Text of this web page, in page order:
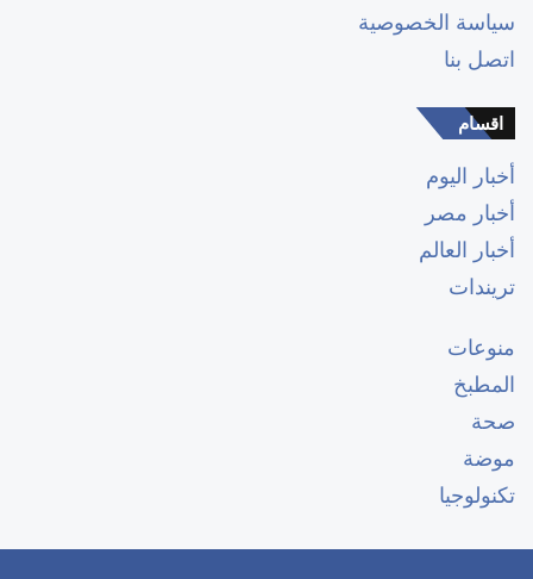
سياسة الخصوصية
اتصل بنا
اقسام
أخبار اليوم
أخبار مصر
أخبار العالم
تريندات
منوعات
المطبخ
صحة
موضة
تكنولوجيا